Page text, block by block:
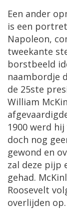
Een ander
is een
Napoleon,
tweekante
borstbeeld
naambordje
de 25ste
William
1900 werd hij
doch nog
gewond en
zal deze pijp
gehad.
Roosevelt
overlijden op.